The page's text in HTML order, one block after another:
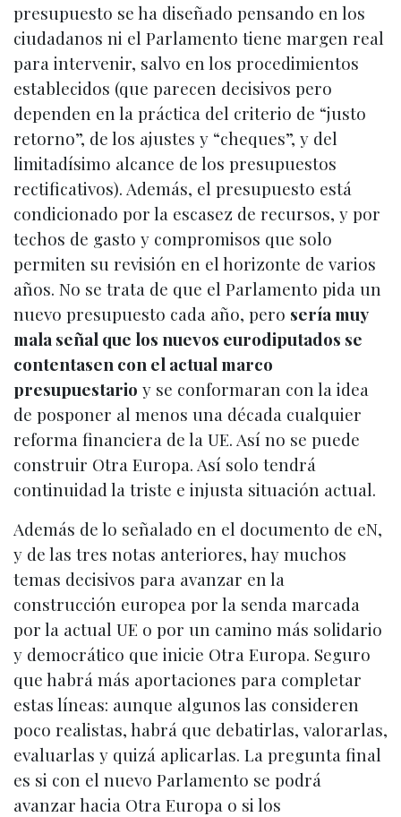
presupuesto se ha diseñado pensando en los
ciudadanos ni el Parlamento tiene margen real
para intervenir, salvo en los procedimientos
establecidos (que parecen decisivos pero
dependen en la práctica del criterio de “justo
retorno”, de los ajustes y “cheques”, y del
limitadísimo alcance de los presupuestos
rectificativos). Además, el presupuesto está
condicionado por la escasez de recursos, y por
techos de gasto y compromisos que solo
permiten su revisión en el horizonte de varios
años. No se trata de que el Parlamento pida un
nuevo presupuesto cada año, pero sería muy
mala señal que los nuevos eurodiputados se
contentasen con el actual marco
presupuestario y se conformaran con la idea
de posponer al menos una década cualquier
reforma financiera de la UE. Así no se puede
construir Otra Europa. Así solo tendrá
continuidad la triste e injusta situación actual.
Además de lo señalado en el documento de eN,
y de las tres notas anteriores, hay muchos
temas decisivos para avanzar en la
construcción europea por la senda marcada
por la actual UE o por un camino más solidario
y democrático que inicie Otra Europa. Seguro
que habrá más aportaciones para completar
estas líneas: aunque algunos las consideren
poco realistas, habrá que debatirlas, valorarlas,
evaluarlas y quizá aplicarlas. La pregunta final
es si con el nuevo Parlamento se podrá
avanzar hacia Otra Europa o si los